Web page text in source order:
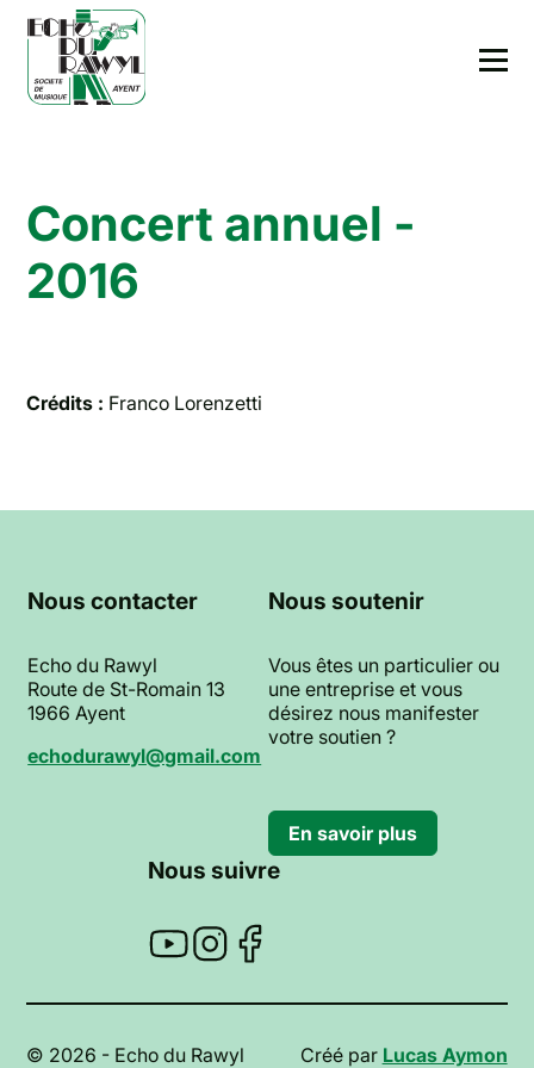
Concert annuel -
2016
Crédits : Franco Lorenzetti
Nous contacter
Echo du Rawyl
Route de St-Romain 13
1966 Ayent
echodurawyl@gmail.com
Nous soutenir
Vous êtes un particulier ou
une entreprise et vous
désirez nous manifester
votre soutien ?
En savoir plus
Nous suivre
© 2026 - Echo du Rawyl Créé par Lucas Aymon